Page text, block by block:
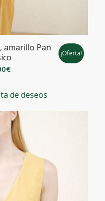
amarillo Pan
€El
actual
52,00€.
¡Oferta!
de deseos